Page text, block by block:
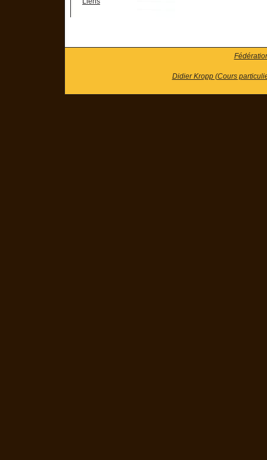
Didier Kropp (Cours